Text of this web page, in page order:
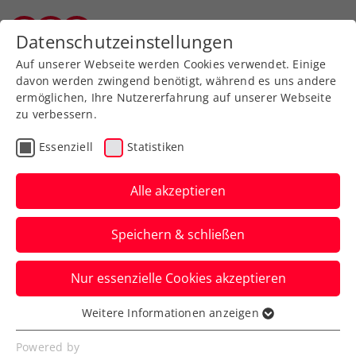
Aktuelle News
News filtern
Datenschutzeinstellungen
Auf unserer Webseite werden Cookies verwendet. Einige
davon werden zwingend benötigt, während es uns andere
ermöglichen, Ihre Nutzererfahrung auf unserer Webseite
zu verbessern.
Essenziell Statistiken
Alle akzeptieren
Speichern & schließen
Nur essenzielle Cookies akzeptieren
Essenziell
Essenzielle Cookies werden für grundlegende
Weitere Informationen anzeigen
Powered by